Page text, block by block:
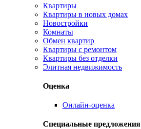
Квартиры
Квартиры в новых домах
Новостройки
Комнаты
Обмен квартир
Квартиры с ремонтом
Квартиры без отделки
Элитная недвижимость
Оценка
Онлайн-оценка
Специальные предложения